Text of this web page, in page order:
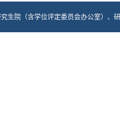
生院（含学位评定委员会办公室）